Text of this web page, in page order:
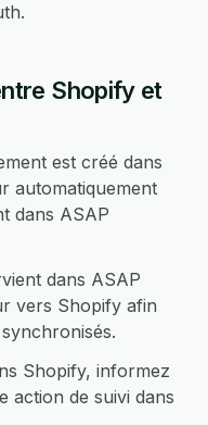
Shopify et
est créé dans
automatiquement
dans ASAP
dans ASAP
vers Shopify afin
Shopify, informez
action de suivi dans